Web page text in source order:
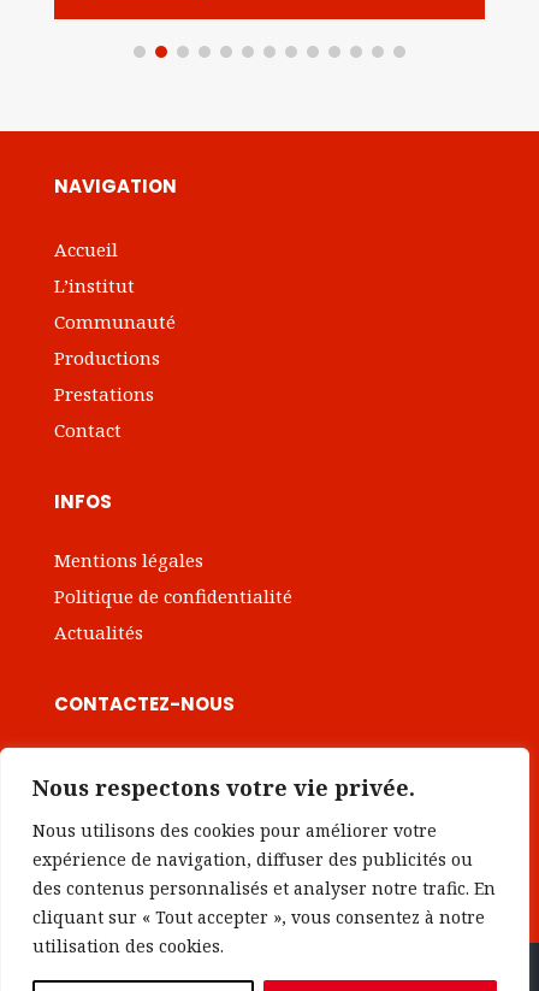
Nous respectons votre vie privée.
Nous utilisons des cookies pour améliorer votre
expérience de navigation, diffuser des publicités ou
des contenus personnalisés et analyser notre trafic. En
cliquant sur « Tout accepter », vous consentez à notre
utilisation des cookies.
NAVIGATION
Accueil
L’institut
Communauté
Productions
Prestations
Contact
INFOS
Mentions légales
Politique de confidentialité
Actualités
CONTACTEZ-NOUS
Prendre rendez-vous
Copyright © 2026 institut-intrapreneuriat.com